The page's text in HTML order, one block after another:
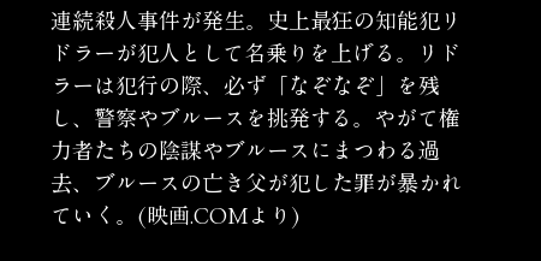
連続殺人事件が発生。史上最狂の知能犯リ
ドラーが犯人として名乗りを上げる。リド
ラーは犯行の際、必ず「なぞなぞ」を残
し、警察やブルースを挑発する。やがて権
力者たちの陰謀やブルースにまつわる過
去、ブルースの亡き父が犯した罪が暴かれ
ていく。(映画.COMより)